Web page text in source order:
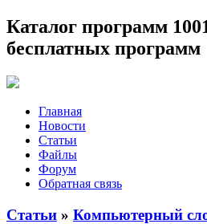
Каталог программ
бесплатных программ
Главная
Новости
Статьи
Файлы
Форум
Обратная связь
Статьи » Компьютерный